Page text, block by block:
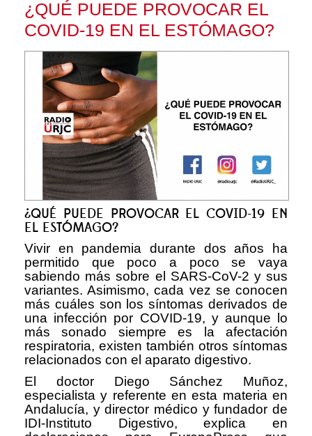
¿QUÉ PUEDE PROVOCAR EL
COVID-19 EN EL ESTÓMAGO?
¿QUÉ PUEDE PROVOCAR EL COVID-19 EN
EL ESTÓMAGO?
Vivir en pandemia durante dos años ha
permitido que poco a poco se vaya
sabiendo más sobre el SARS-CoV-2 y sus
variantes. Asimismo, cada vez se conocen
más cuáles son los síntomas derivados de
una infección por COVID-19, y aunque lo
más sonado siempre es la afectación
respiratoria, existen también otros síntomas
relacionados con el aparato digestivo.
El doctor Diego Sánchez Muñoz,
especialista y referente en esta materia en
Andalucía, y director médico y fundador de
IDI-Instituto Digestivo, explica en